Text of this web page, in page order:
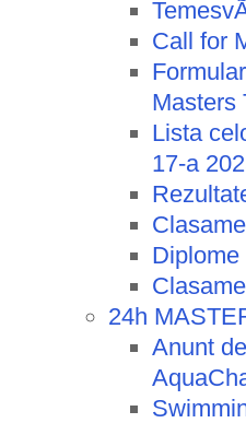
Call for
Masters
Lista
17-a
24h
Anunt